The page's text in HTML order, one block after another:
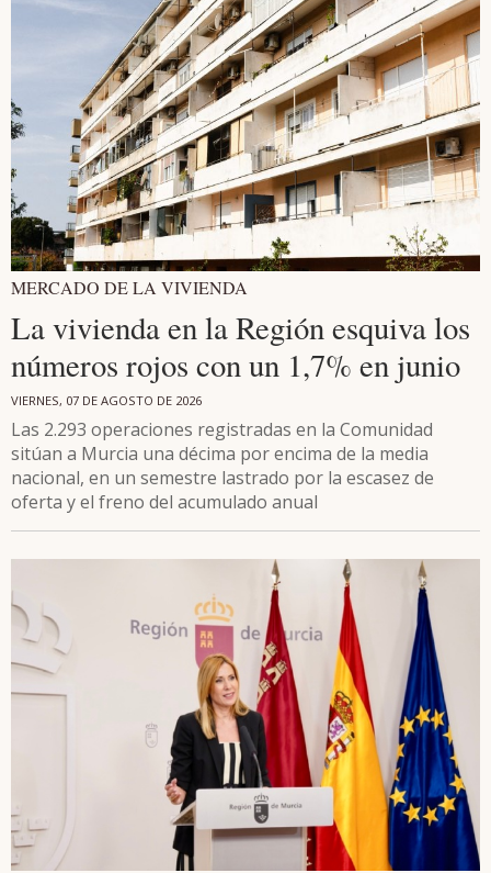
MERCADO DE LA VIVIENDA
La vivienda en la Región esquiva los
números rojos con un 1,7% en junio
VIERNES, 07 DE AGOSTO DE 2026
Las 2.293 operaciones registradas en la Comunidad
sitúan a Murcia una décima por encima de la media
nacional, en un semestre lastrado por la escasez de
oferta y el freno del acumulado anual